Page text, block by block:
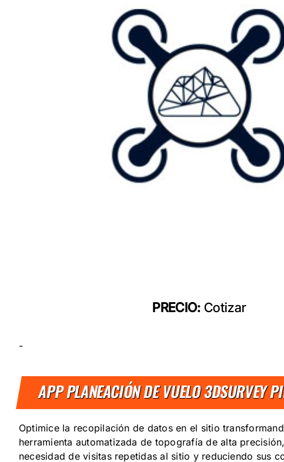
PRECIO: Cotizar
-
APP PLANEACIÓN DE VUELO 3DSURVEY
‎Optimice la recopilación de datos en el sitio
herramienta automatizada de topografía de alta
necesidad de visitas repetidas al sitio y‎‎ reduciendo sus